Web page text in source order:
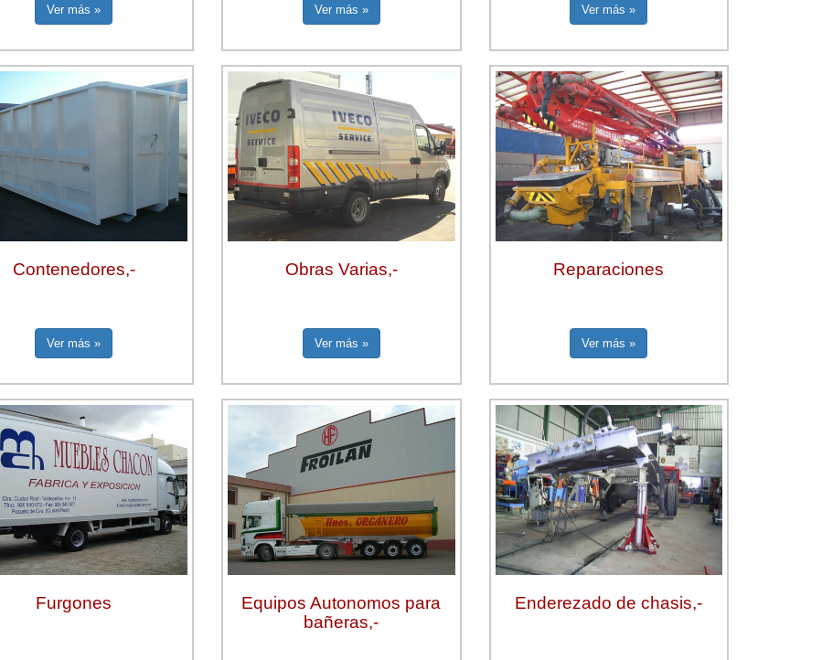
Ver más » Ver más » Ver más »
Contenedores,-
Ver más »
Obras Varias,-
Ver más »
Reparaciones
Ver más »
Furgones
Equipos Autonomos para
bañeras,-
Enderezado de chasis,-